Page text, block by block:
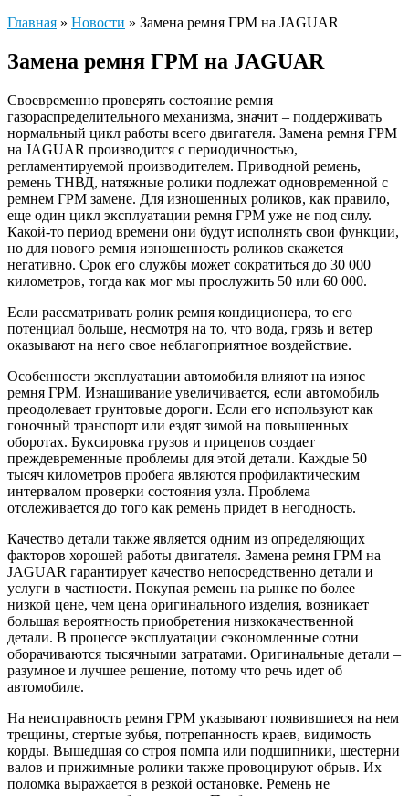
Главная » Новости » Замена ремня ГРМ на JAGUAR
Замена ремня ГРМ на JAGUAR
Своевременно проверять состояние ремня
газораспределительного механизма, значит – поддерживать
нормальный цикл работы всего двигателя. Замена ремня ГРМ
на JAGUAR производится с периодичностью,
регламентируемой производителем. Приводной ремень,
ремень ТНВД, натяжные ролики подлежат одновременной с
ремнем ГРМ замене. Для изношенных роликов, как правило,
еще один цикл эксплуатации ремня ГРМ уже не под силу.
Какой-то период времени они будут исполнять свои функции,
но для нового ремня изношенность роликов скажется
негативно. Срок его службы может сократиться до 30 000
километров, тогда как мог мы прослужить 50 или 60 000.
Если рассматривать ролик ремня кондиционера, то его
потенциал больше, несмотря на то, что вода, грязь и ветер
оказывают на него свое неблагоприятное воздействие.
Особенности эксплуатации автомобиля влияют на износ
ремня ГРМ. Изнашивание увеличивается, если автомобиль
преодолевает грунтовые дороги. Если его используют как
гоночный транспорт или ездят зимой на повышенных
оборотах. Буксировка грузов и прицепов создает
преждевременные проблемы для этой детали. Каждые 50
тысяч километров пробега являются профилактическим
интервалом проверки состояния узла. Проблема
отслеживается до того как ремень придет в негодность.
Качество детали также является одним из определяющих
факторов хорошей работы двигателя. Замена ремня ГРМ на
JAGUAR гарантирует качество непосредственно детали и
услуги в частности. Покупая ремень на рынке по более
низкой цене, чем цена оригинального изделия, возникает
большая вероятность приобретения низкокачественной
детали. В процессе эксплуатации сэкономленные сотни
оборачиваются тысячными затратами. Оригинальные детали –
разумное и лучшее решение, потому что речь идет об
автомобиле.
На неисправность ремня ГРМ указывают появившиеся на нем
трещины, стертые зубья, потрепанность краев, видимость
корды. Вышедшая со строя помпа или подшипники, шестерни
валов и прижимные ролики также провоцируют обрыв. Их
поломка выражается в резкой остановке. Ремень не